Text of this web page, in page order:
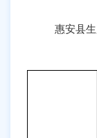
惠安县